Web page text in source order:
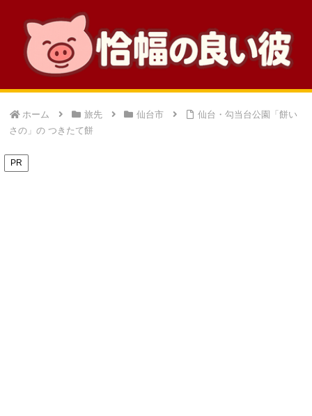
ホーム 旅先 仙台市
仙台・勾当台公園「餅い
さの」の つきたて餅
PR